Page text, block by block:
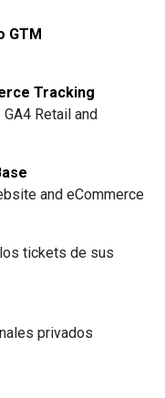
GTM
Tracking
Retail and
and eCommerce
tickets de sus
privados